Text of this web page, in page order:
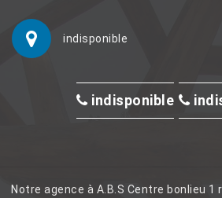
indisponible
indisponible
Notre agence à A.B.S Centre bonlieu 1